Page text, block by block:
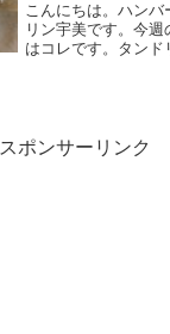
こんにちは。ハン
リン宇美です。今
はコレです。タンド
スポンサーリンク